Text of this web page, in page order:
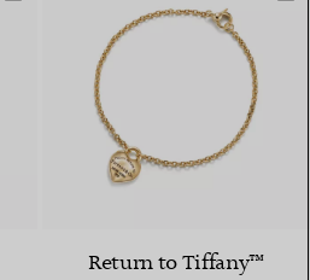
Return to Tiffany™